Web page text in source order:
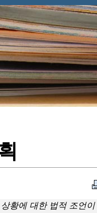
황에 대한 법적 조언